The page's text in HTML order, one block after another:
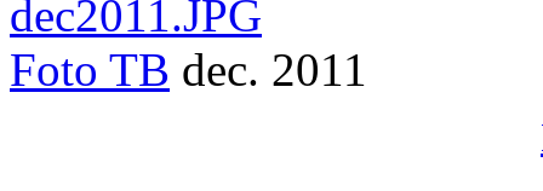
Foto TB dec. 2011